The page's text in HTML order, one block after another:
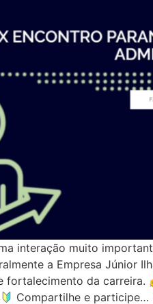
interação muito
a Empresa Júnior
fortalecimento da
Compartilhe e participe…